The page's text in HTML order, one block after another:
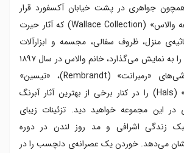
همچون جواهری در پشت خیابان آکسفورد قرار
گرفته است. «مجموعه والاس» (Wallace Collection) که آثار حیرت
منزل، ظروف سفالی، مجسمه و ابزارآلات
جنگی از قرن ۱۸ و ۱۹ را به نمایش می‌گذارد، خانم والاس در سال ۱۸۹۷
آن را بنا کرد. نقاشی‌های «رمبرانت» (Rembrandt)، «تیسین»
(Titian) و «هالس» (Hals) را در کنار برخی از بهترین آثار آبرنگ
در این مجموعه خواهید دید. تزئینات زیبای
سبک زندگی اشرافی و مد روز لندن در دوره
نشان می‌دهد. خوردن یک عصرانه‌ی دلچسب را در